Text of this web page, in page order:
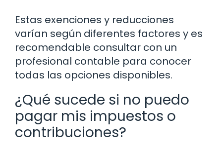
Estas exenciones y reducciones
varían según diferentes factores y es
recomendable consultar con un
profesional contable para conocer
todas las opciones disponibles.
¿Qué sucede si no puedo
pagar mis impuestos o
contribuciones?